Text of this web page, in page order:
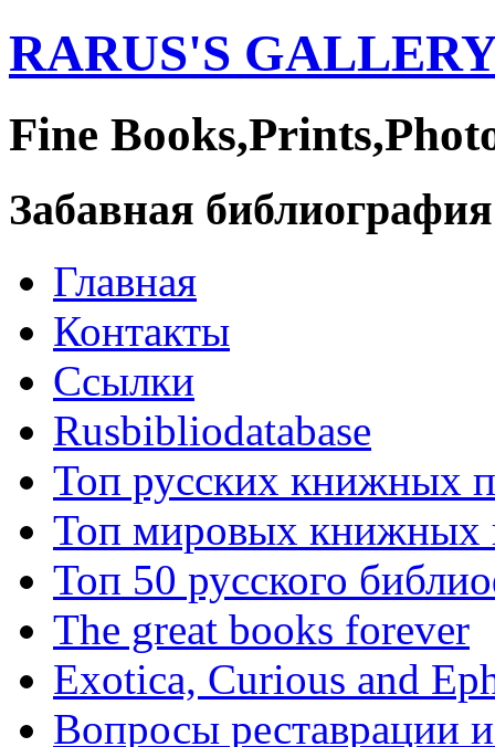
RARUS'S
Fine
Забавная библиография
Главная
Контакты
Ссылки
Rusbibliodatabase
Топ русских книжных
Топ мировых книжных
Топ 50 русского
The great books forever
Exotica, Curious and
Вопросы реставрации